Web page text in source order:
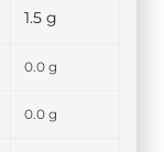
1.5 g
0.0 g
0.0 g